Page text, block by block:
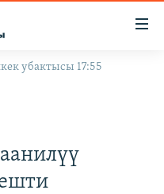
убактысы 17:55